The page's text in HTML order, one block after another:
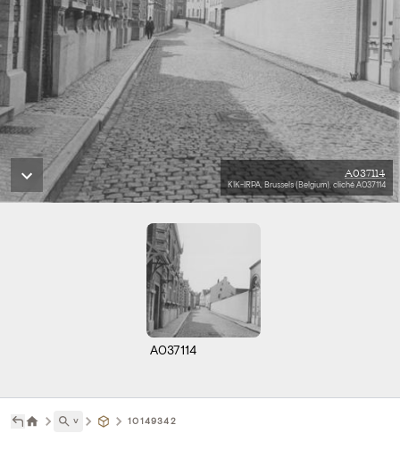
A037114
KIK-IRPA, Brussels (Belgium), cliché A037114
A037114
˅ 10149342